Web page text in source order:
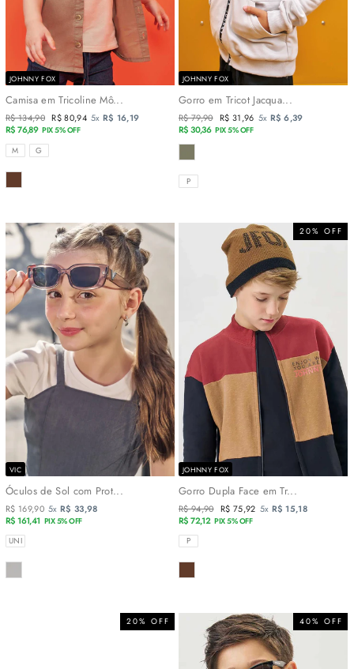
JOHNNY FOX
Camisa em Tricoline Mô...
Preço
normal
R$ 134,90 Preço
promocional
R$ 80,94 5x R$ 16,19
R$ 76,89 PIX 5% OFF
TAMANHOS
M G
COR
JOHNNY FOX
Gorro em Tricot Jacqua...
Preço
normal
R$ 79,90 Preço
promocional
R$ 31,96 5x R$ 6,39
R$ 30,36 PIX 5% OFF
COR
TAMANHOS
P
VIC
Óculos de Sol com Prot...
R$ 169,90 5x R$ 33,98
R$ 161,41 PIX 5% OFF
TAMANHOS
UNI
COR
20% OFF
JOHNNY FOX
Gorro Dupla Face em Tr...
Preço
normal
R$ 94,90 Preço
promocional
R$ 75,92 5x R$ 15,18
R$ 72,12 PIX 5% OFF
TAMANHOS
P
COR
20% OFF 40% OFF